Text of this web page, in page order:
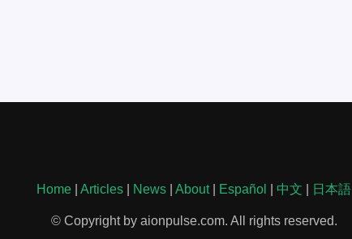
Home Articles News About| Español 中文 日本語
© Copyright by aionpulse.com. All rights reserved.